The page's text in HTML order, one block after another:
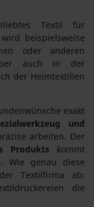
Textil für
beispielsweise
oder anderen
aber auch in der
der Heimtextilien
exakt
und
arbeiten. Der
Produkts kommt
Wie genau diese
Textilfirma ab:
die